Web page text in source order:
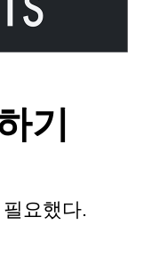
기
요했다.